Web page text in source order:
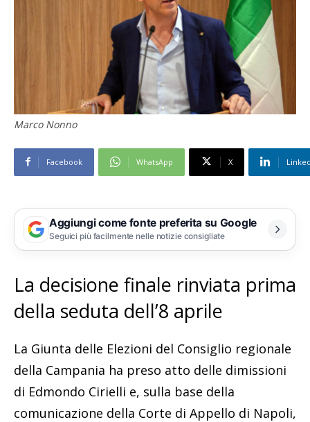
Marco Nonno
Facebook WhatsApp X
Aggiungi come fonte preferita su Google
Seguici più facilmente nelle notizie consigliate
La decisione finale rinviata prima
della seduta dell’8 aprile
La Giunta delle Elezioni del Consiglio regionale
della Campania ha preso atto delle dimissioni
di Edmondo Cirielli e, sulla base della
comunicazione della Corte di Appello di Napoli,